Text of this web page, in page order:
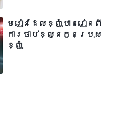
គិតគូរអំពីបន្ទុករបស់
អ្នកអាចប្រតិបត្តិ
នដែរឬទេ? តើអ្នក
យាយដើម្បីខ្ញុំបាន
ប្រតិបត្តិសេចក្ដីពិត
ងនឹងគ្រប់ទង្វើរបស់
មេរៀនដែលខ្ញុំបានរៀនពី
ការចាប់ខ្លួនកូនប្រុស
ខ្ញុំ